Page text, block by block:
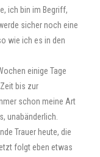
ich bin im Begriff,
sicher noch eine
wie ich es in den
einige Tage
bis zur
schon meine Art
unabänderlich.
Trauer heute, die
folgt eben etwas